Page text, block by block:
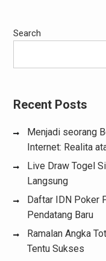
Search
Recent Posts
Menjadi seorang
Internet: Realita
Live Draw Togel
Langsung
Daftar IDN Poker
Pendatang Baru
Ramalan Angka
Tentu Sukses